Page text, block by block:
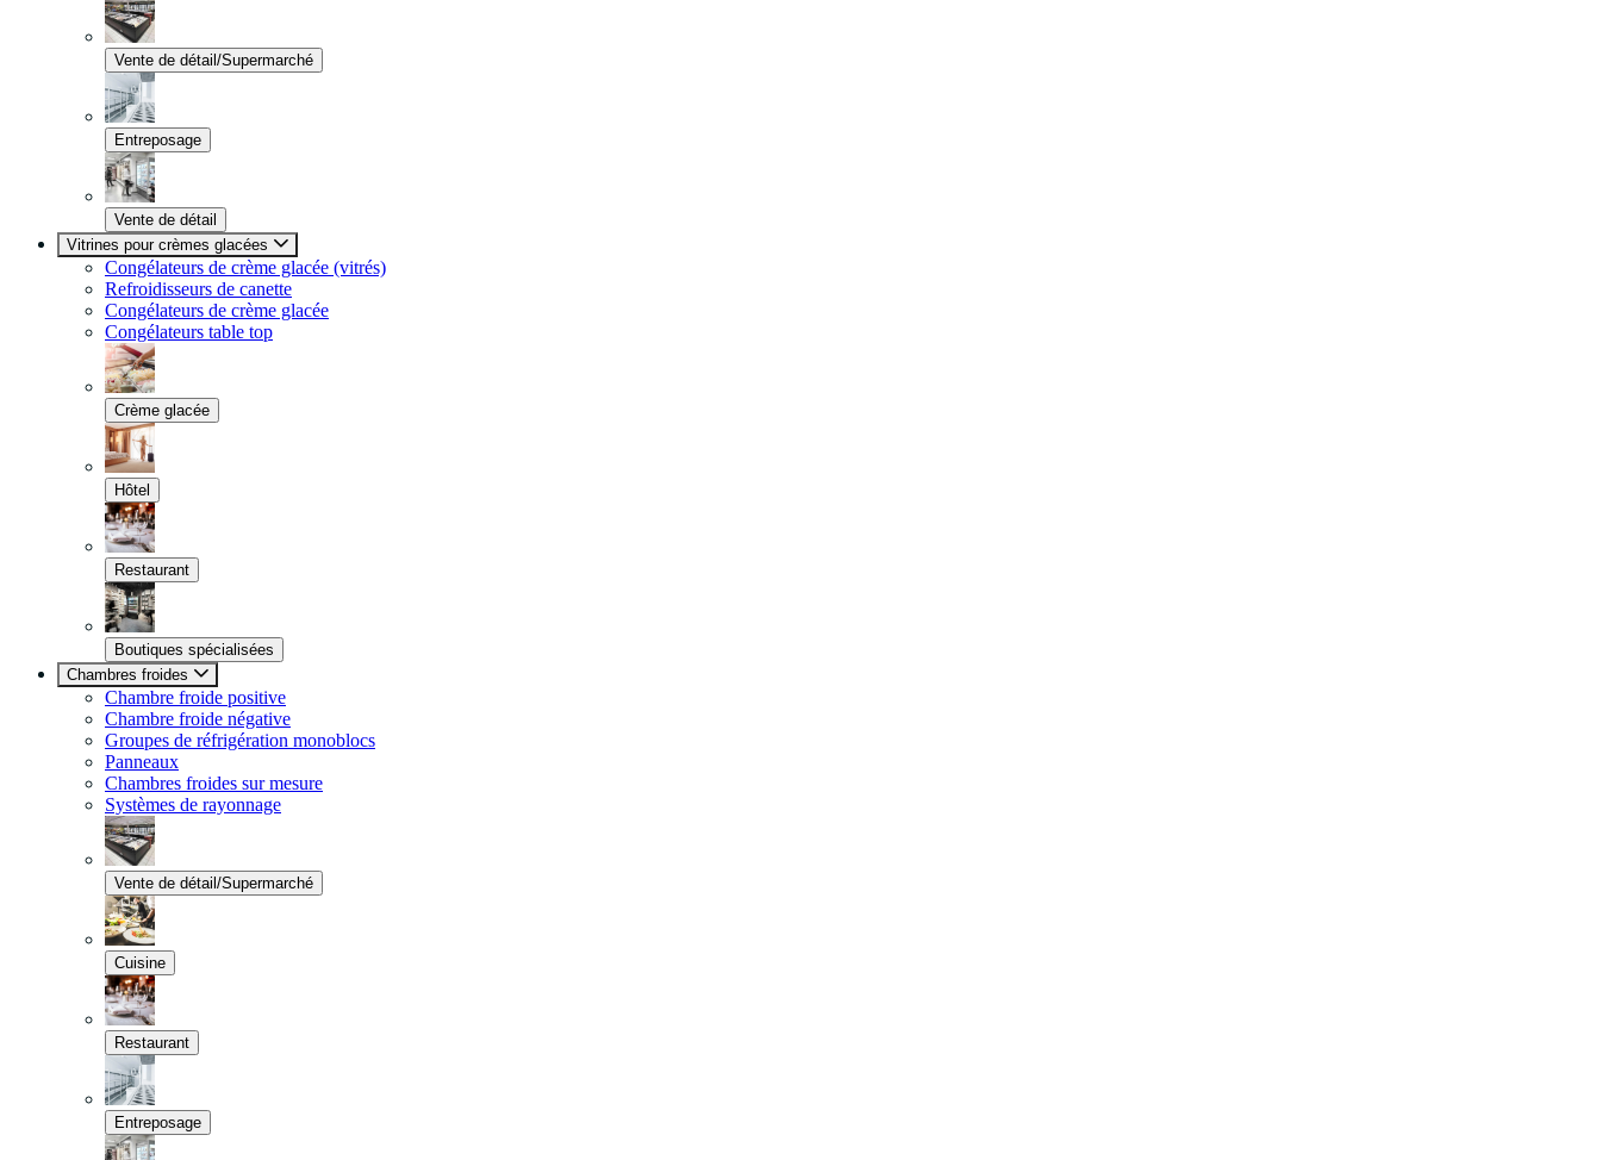
Vente de détail/Supermarché
Entreposage
Vente de détail
Vitrines pour crèmes glacées
Congélateurs de crème glacée (vitrés)
Refroidisseurs de canette
Congélateurs de crème glacée
Congélateurs table top
Crème glacée
Hôtel
Restaurant
Boutiques spécialisées
Chambres froides
Chambre froide positive
Chambre froide négative
Groupes de réfrigération monoblocs
Panneaux
Chambres froides sur mesure
Systèmes de rayonnage
Vente de détail/Supermarché
Cuisine
Restaurant
Entreposage